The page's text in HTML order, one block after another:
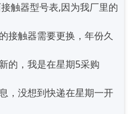
触器型号表,因为我厂里的
接触器需要更换，年份久
的，我是在星期5采购
，没想到快递在星期一开